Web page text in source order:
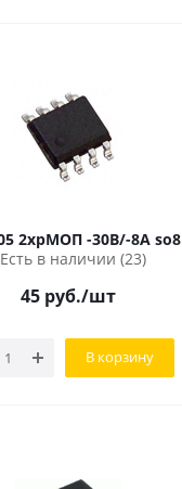
AO4805 2xpМОП -30В/-8А so8
Есть в наличии (23)
45 руб./шт
В корзину